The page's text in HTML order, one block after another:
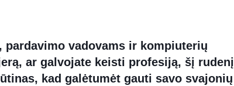
vadovams ir kompiuterių
ar galvojate keisti profesiją, šį rudenį
kad galėtumėt gauti savo svajonių